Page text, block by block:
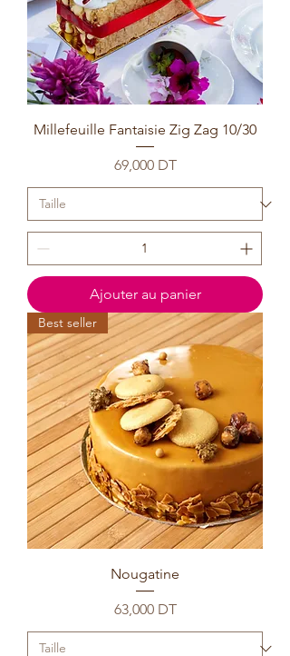
Millefeuille Fantaisie Zig Zag 10/30
Prix
69,000 DT
Ajouter au panier
Best seller
Nougatine
Prix
63,000 DT